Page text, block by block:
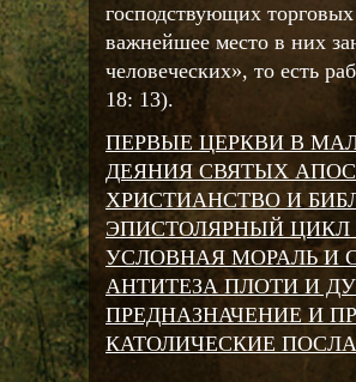
господствующих
важнейшее место в них
человеческих», то есть
18: 13).
ПЕРВЫЕ ЦЕРКВИ В
ДЕЯНИЯ СВЯТЫХ
ХРИСТИАНСТВО И
ЭПИСТОЛЯРНЫЙ ЦИКЛ
УСЛОВНАЯ МОРАЛЬ И
АНТИТЕЗА ПЛОТИ И
ПРЕДНАЗНАЧЕНИЕ И
КАТОЛИЧЕСКИЕ